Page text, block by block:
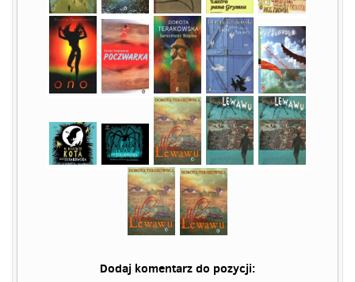
Dodaj komentarz do pozycji: